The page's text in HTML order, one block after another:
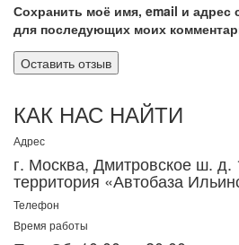
Сохранить моё имя, email и адрес
для последующих моих
КАК НАС НАЙТИ
Адрес
г. Москва, Дмитровское ш. д.
территория «Автобаза
Телефон
Время работы